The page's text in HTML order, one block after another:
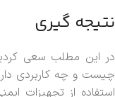
نتیجه گیری
در این مطلب سعی
چیست و چه کاربردی
استفاده از تجهیزات